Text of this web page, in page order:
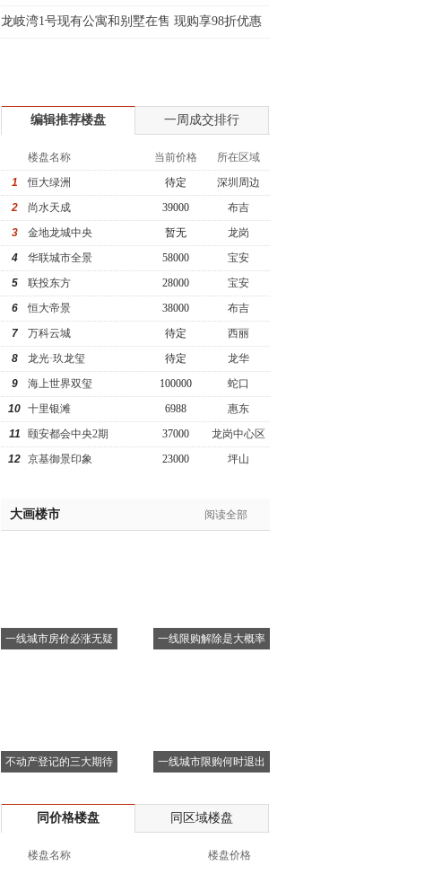
起
龙岐湾1号现有公寓和别墅在售 现购享98折优惠
编辑推荐楼盘 一周成交排行
楼盘名称 当前价格
所在区域
1
恒大绿洲 待定
深圳周边
2
尚水天成 39000
布吉
3
金地龙城中央 暂无
龙岗
4
华联城市全景 58000
宝安
5
联投东方 28000
宝安
6
恒大帝景 38000
布吉
7
万科云城 待定
西丽
8
龙光·玖龙玺 待定
龙华
9
海上世界双玺 100000
蛇口
10 十里银滩 6988
惠东
11
颐安都会中央2期 37000
龙岗中心区
12 京基御景印象 23000 坪山
大画楼市 阅读全部
一线城市房价必涨无疑 一线限购解除是大概率
不动产登记的三大期待 一线城市限购何时退出
同价格楼盘 同区域楼盘
楼盘名称 楼盘价格